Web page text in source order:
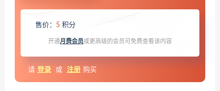
售价： 5 积分
开通月费会员或更高级的会员可免费查看该内容
请 登录 或 注册 购买